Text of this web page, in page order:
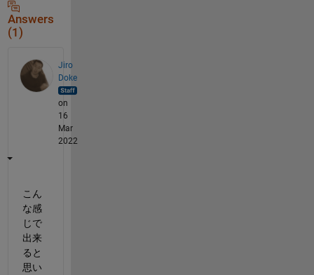
Answers
(1)
Jiro
Doke
on
16
Mar
2022
こん
な感
じで
出来
ると
思い